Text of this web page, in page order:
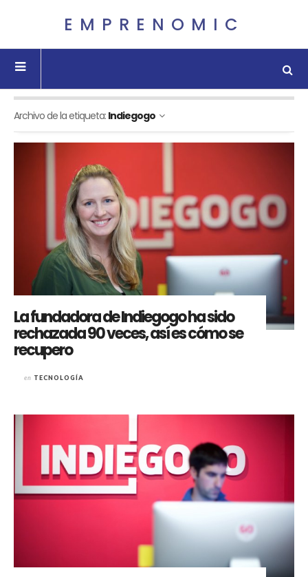
EMPRENOMIC
Archivo de la etiqueta: Indiegogo
La fundadora de Indiegogo ha sido
rechazada 90 veces, así es cómo se
recupero
en TECNOLOGÍA